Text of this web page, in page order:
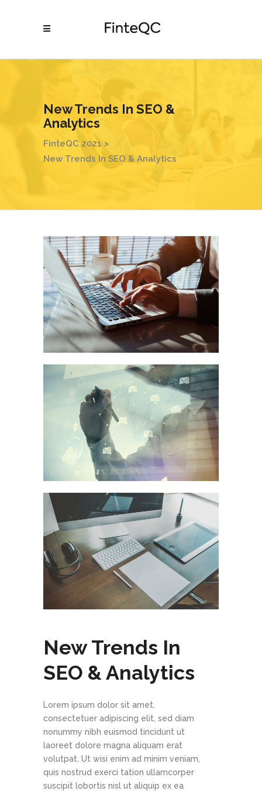
New Trends In SEO &
Analytics
FinteQC 2021 >
New Trends In SEO & Analytics
New Trends In
SEO & Analytics
Lorem ipsum dolor sit amet,
consectetuer adipiscing elit, sed diam
nonummy nibh euismod tincidunt ut
laoreet dolore magna aliquam erat
volutpat. Ut wisi enim ad minim veniam,
quis nostrud exerci tation ullamcorper
suscipit lobortis nisl ut aliquip ex ea